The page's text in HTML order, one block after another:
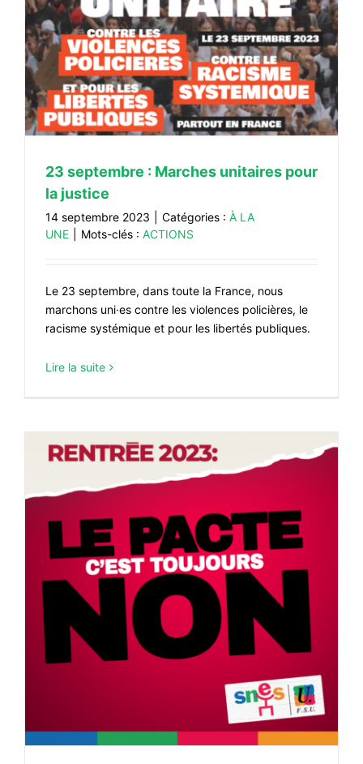
23 septembre : Marches unitaires pour
la justice
14 septembre 2023 Catégories : À LA
UNE
Mots-clés : ACTIONS
Le 23 septembre, dans toute la France, nous
marchons uni·es contre les violences policières, le
racisme systémique et pour les libertés publiques.
Lire la suite